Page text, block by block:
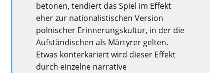
betonen, tendiert das Spiel im Effekt
eher zur nationalistischen Version
polnischer Erinnerungskultur, in der die
Aufständischen als Märtyrer gelten.
Etwas konterkariert wird dieser Effekt
durch einzelne narrative